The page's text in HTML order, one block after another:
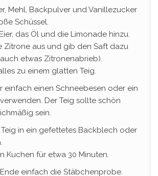
Mehl, Backpulver und Vanillezucker
Schüssel.
das Öl und die Limonade hinzu.
Zitrone aus und gib den Saft dazu
etwas Zitronenabrieb).
zu einem glatten Teig.
einfach einen Schneebesen oder ein
Der Teig sollte schön
sein.
Teig in ein gefettetes Backblech oder
Kuchen für etwa 30 Minuten.
einfach die Stäbchenprobe.